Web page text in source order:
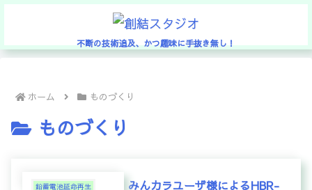
不断の技術追及、かつ趣味に手抜き無し！
ホーム ものづくり
ものづくり
鉛蓄電池延命再生
みんカラユーザ様によるHBR-